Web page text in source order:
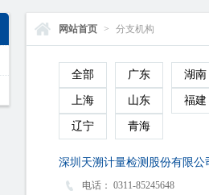
网站首页 > 分支机构
全部 广东 湖南
上海 山东 福建
辽宁 青海
深圳天溯计量检测股份有限公
电话： 0311-85245648